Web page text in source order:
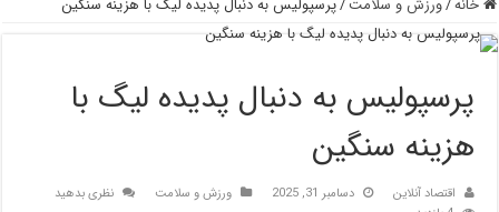
پرسپولیس به دنبال پدیده لیگ با
هزینه سنگین
اقتصاد آنلاین دسامبر 31, 2025 ورزش و سلامت
نظری بدهید